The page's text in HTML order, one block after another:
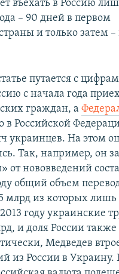
въехать в Россию
– 90 дней в первом
и только затем –
путается с
с начала года
граждан, а
в Российской
украинцев. На этом
Так, например, он
нововведений
общий объем
млрд из которых лишь
году украинские
и доля России также
Медведев
из России в Украину.